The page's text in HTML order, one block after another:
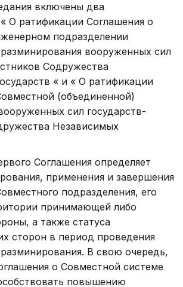
включены два
О ратификации Соглашения о
подразделении
вооруженных сил
Содружества
« и « О ратификации
(объединенной)
сил государств-
Независимых
Соглашения определяет
применения и завершения
подразделения, его
принимающей либо
а также статуса
сторон в период проведения
В свою очередь,
о Совместной системе
повышению